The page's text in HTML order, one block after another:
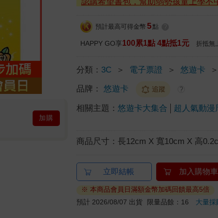
加購
預計最高可得金幣 5 點
HAPPY GO享100累1點 4點抵1元 折抵無
分類： 3C ＞ 電子票證 ＞ 悠遊卡
品牌： 悠遊卡 追蹤 ?
相關主題：悠遊卡大集合 超人氣動
商品尺寸：長12cm X 寬10cm X 高
立即結帳 加入購物車
※ 本商品會員日滿額金幣加碼回饋最高5倍
預計 2026/08/07 出貨
限量品餘：16 大量採